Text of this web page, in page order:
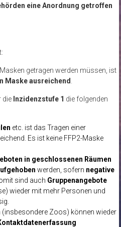
eine Anordnung getroffen
getragen werden müssen, ist
Maske ausreichend
die Inzidenzstufe 1 die folgenden
etc. ist das Tragen einer
Es ist keine FFP2-Maske
in geschlossenen Räumen
werden, sofern negative
sind auch Gruppenangebote
wieder mit mehr Personen und
(insbesondere Zoos) können wieder